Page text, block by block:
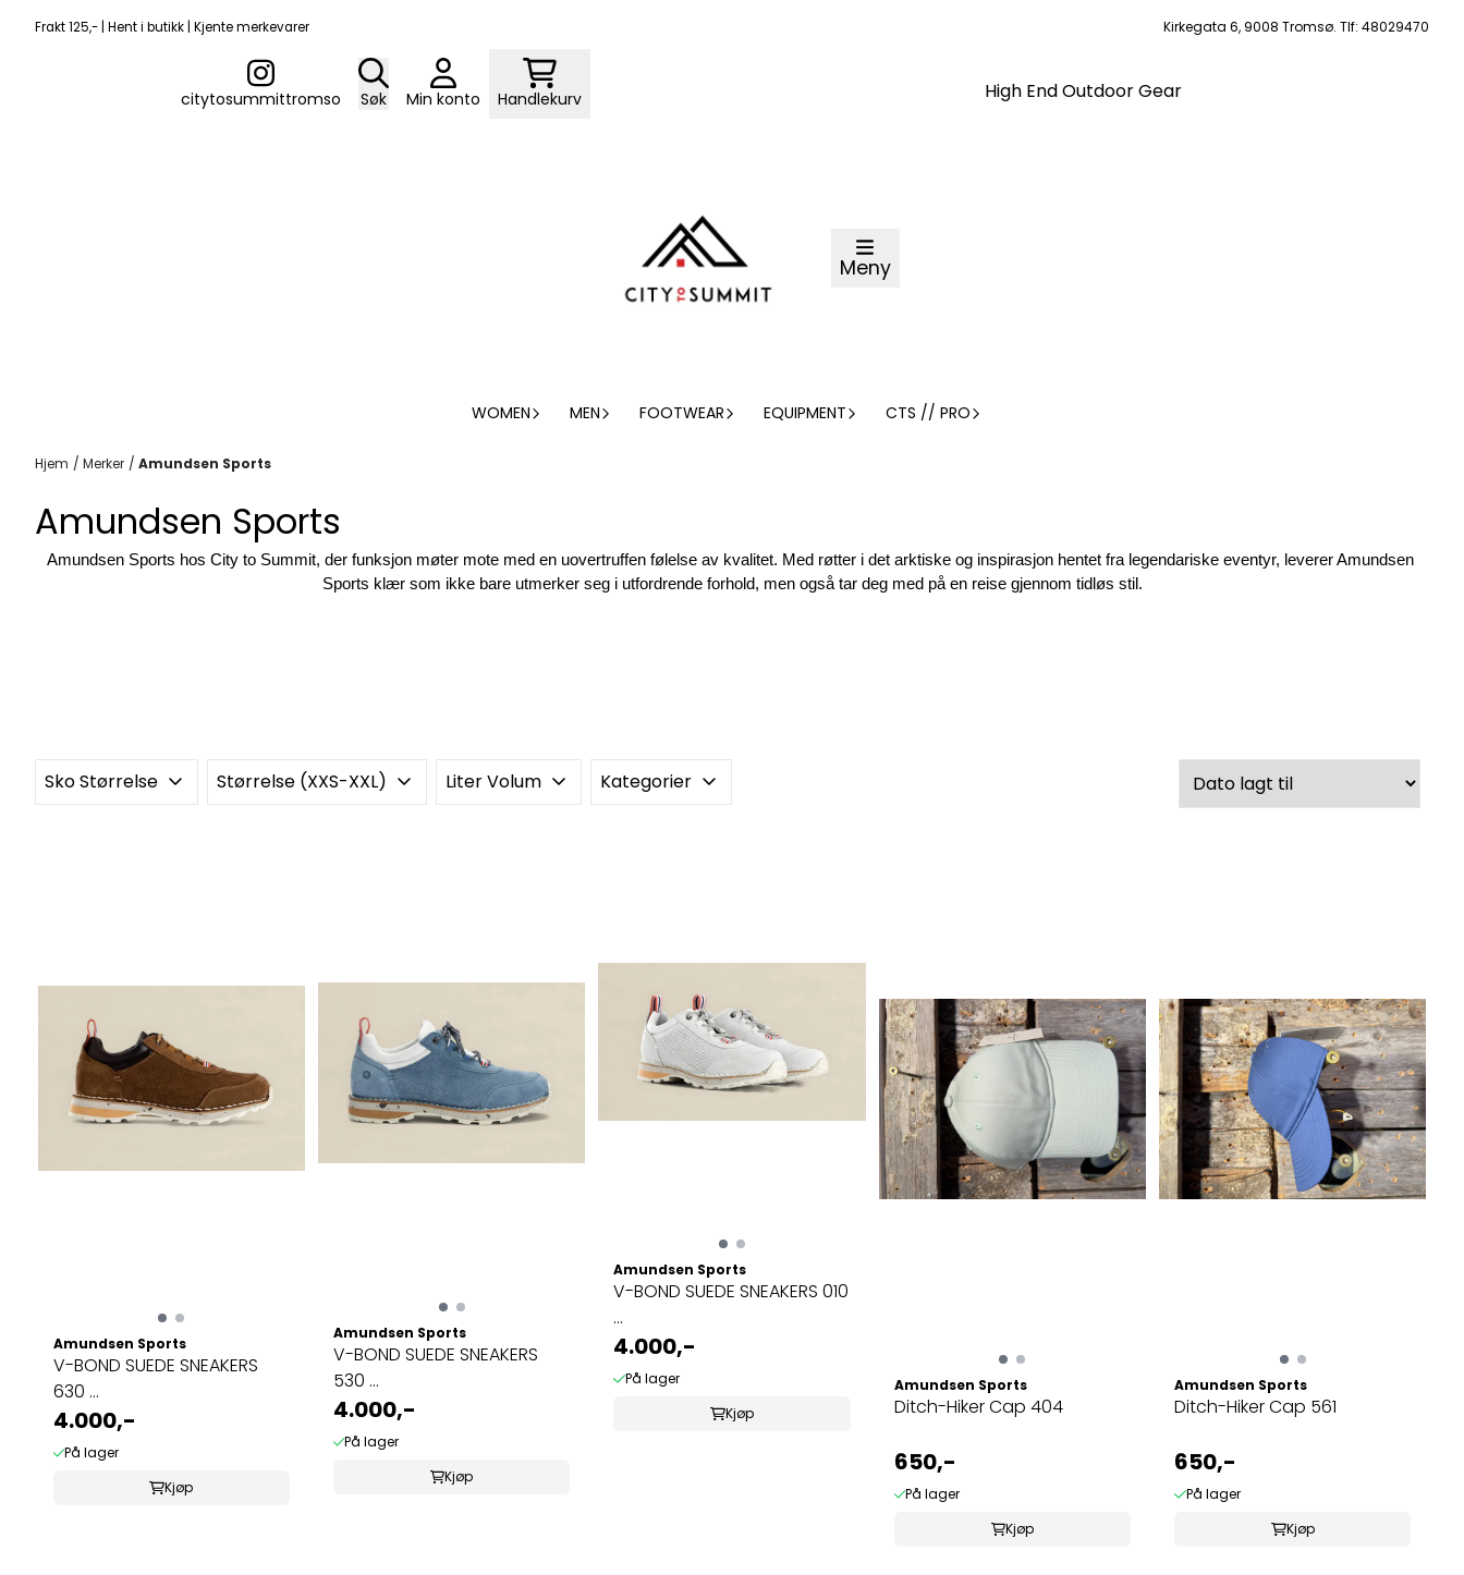
Hopp til innhold
Frakt 125,- | Hent i butikk | Kjente merkevarer Kirkegata 6, 9008 Tromsø. Tlf: 48029470
citytosummittromso Søk Min konto Handlekurv High End Outdoor Gear
Meny
WOMEN MEN FOOTWEAR EQUIPMENT CTS // PRO
Hjem / Merker / Amundsen Sports
Amundsen Sports
Amundsen Sports hos City to Summit, der funksjon møter mote med en uovertruffen følelse av kvalitet. Med røtter i det arktiske og inspirasjon hentet fra legendariske eventyr, leverer Amundsen
Sports klær som ikke bare utmerker seg i utfordrende forhold, men også tar deg med på en reise gjennom tidløs stil.
Sko Størrelse Størrelse (XXS-XXL) Liter Volum Kategorier
Amundsen Sports
V-BOND SUEDE SNEAKERS
630 ...
4.000,-
På lager
Kjøp
Amundsen Sports
V-BOND SUEDE SNEAKERS
530 ...
4.000,-
På lager
Kjøp
Amundsen Sports
V-BOND SUEDE SNEAKERS 010
...
4.000,-
På lager
Kjøp
Amundsen Sports
Ditch-Hiker Cap 404
650,-
På lager
Kjøp
Amundsen Sports
Ditch-Hiker Cap 561
650,-
På lager
Kjøp